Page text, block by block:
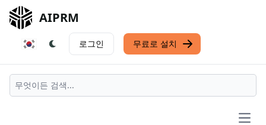
AIPRM
로그인 무료로 설치